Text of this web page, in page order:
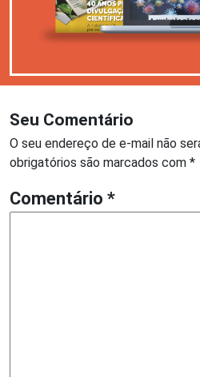
Seu Comentário
O seu endereço de e-mail não
obrigatórios são marcados com *
Comentário *